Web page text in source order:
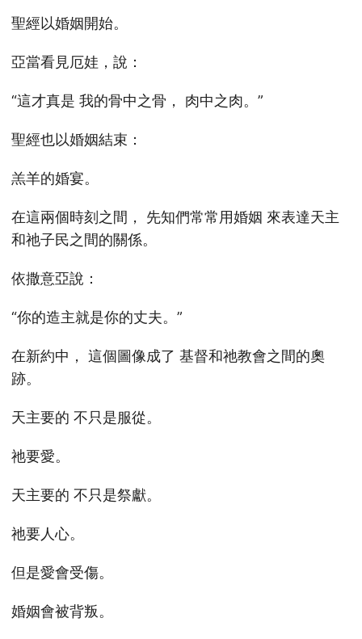
聖經以婚姻開始。
亞當看見厄娃，說：
“這才真是 我的骨中之骨， 肉中之肉。”
聖經也以婚姻結束：
羔羊的婚宴。
在這兩個時刻之間， 先知們常常用婚姻 來表達天主
和祂子民之間的關係。
依撒意亞說：
“你的造主就是你的丈夫。”
在新約中， 這個圖像成了 基督和祂教會之間的奧
跡。
天主要的 不只是服從。
祂要愛。
天主要的 不只是祭獻。
祂要人心。
但是愛會受傷。
婚姻會被背叛。